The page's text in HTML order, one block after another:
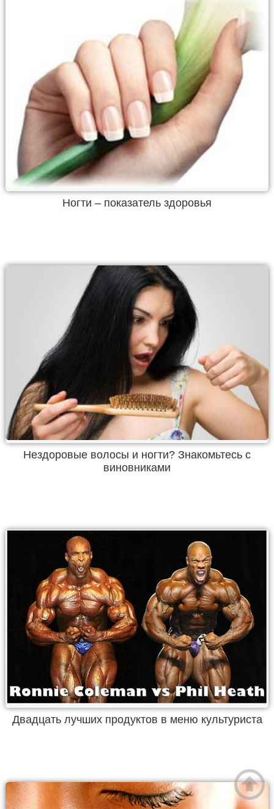
Ногти – показатель здоровья
Нездоровые волосы и ногти? Знакомьтесь с
виновниками
Двадцать лучших продуктов в меню культуриста